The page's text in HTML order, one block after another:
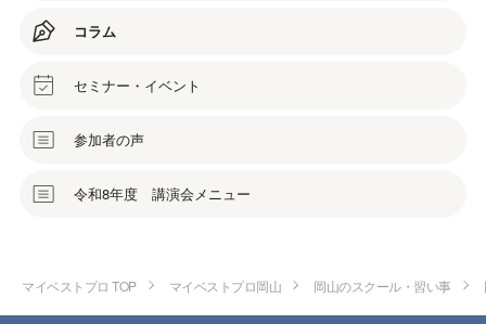
コラム
セミナー・イベント
参加者の声
令和8年度 講演会メニュー
マイベストプロ TOP マイベストプロ岡山 岡山のスクール・習い事